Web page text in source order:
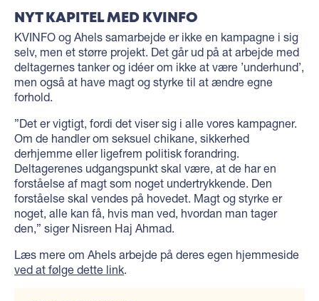
NYT KAPITEL MED KVINFO
KVINFO og Ahels samarbejde er ikke en kampagne i sig
selv, men et større projekt. Det går ud på at arbejde med
deltagernes tanker og idéer om ikke at være ’underhund’,
men også at have magt og styrke til at ændre egne
forhold.
”Det er vigtigt, fordi det viser sig i alle vores kampagner.
Om de handler om seksuel chikane, sikkerhed
derhjemme eller ligefrem politisk forandring.
Deltagerenes udgangspunkt skal være, at de har en
forståelse af magt som noget undertrykkende. Den
forståelse skal vendes på hovedet. Magt og styrke er
noget, alle kan få, hvis man ved, hvordan man tager
den,” siger Nisreen Haj Ahmad.
Læs mere om Ahels arbejde på deres egen hjemmeside
ved at følge dette link